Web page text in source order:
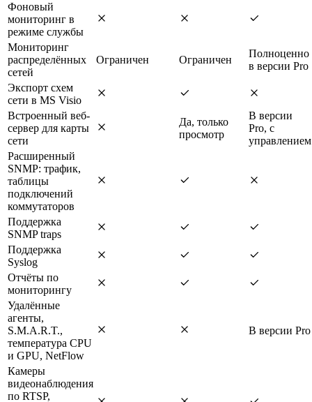
Фоновый
мониторинг в
режиме службы
Мониторинг
распределённых
сетей
Ограничен Ограничен
Полноценно
в версии Pro
Экспорт схем
сети в MS Visio
Встроенный веб-
сервер для карты
сети
Да, только
просмотр
В версии
Pro, с
управлением
Расширенный
SNMP: трафик,
таблицы
подключений
коммутаторов
Поддержка
SNMP traps
Поддержка
Syslog
Отчёты по
мониторингу
Удалённые
агенты,
S.M.A.R.T.,
температура CPU
и GPU, NetFlow
В версии Pro
Камеры
видеонаблюдения
по RTSP,